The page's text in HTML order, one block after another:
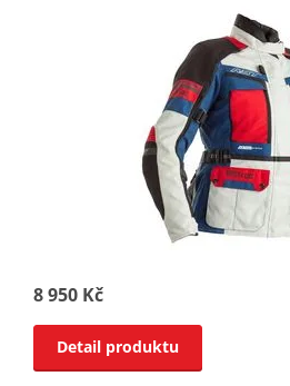
8 950 Kč
Detail produktu